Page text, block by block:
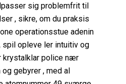
sig problemfrit til
, sikre, om du praksis
operationsstue adenin
opleve ler intuitiv og
krystalklar police nær
gebyrer , med al